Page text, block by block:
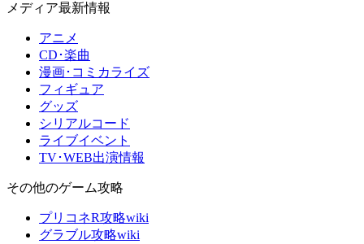
メディア最新情報
アニメ
CD･楽曲
漫画･コミカライズ
フィギュア
グッズ
シリアルコード
ライブイベント
TV･WEB出演情報
その他のゲーム攻略
プリコネR攻略wiki
グラブル攻略wiki